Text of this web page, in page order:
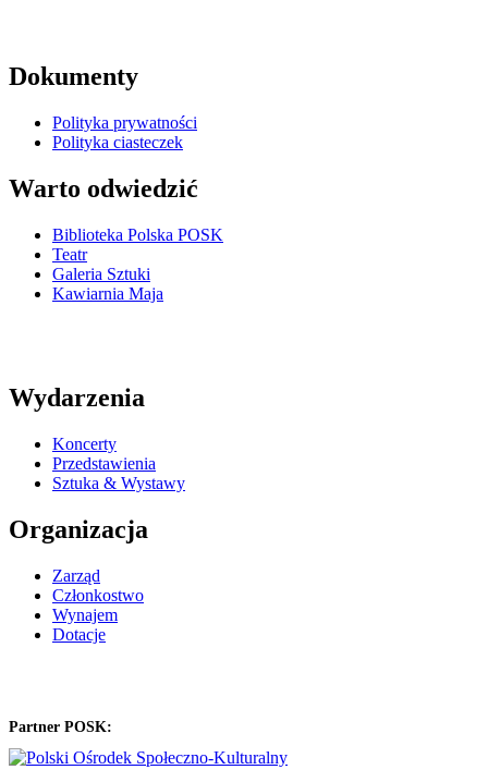
Dokumenty
Polityka prywatności
Polityka ciasteczek
Warto odwiedzić
Biblioteka Polska POSK
Teatr
Galeria Sztuki
Kawiarnia Maja
Wydarzenia
Koncerty
Przedstawienia
Sztuka & Wystawy
Organizacja
Zarząd
Członkostwo
Wynajem
Dotacje
Partner POSK: